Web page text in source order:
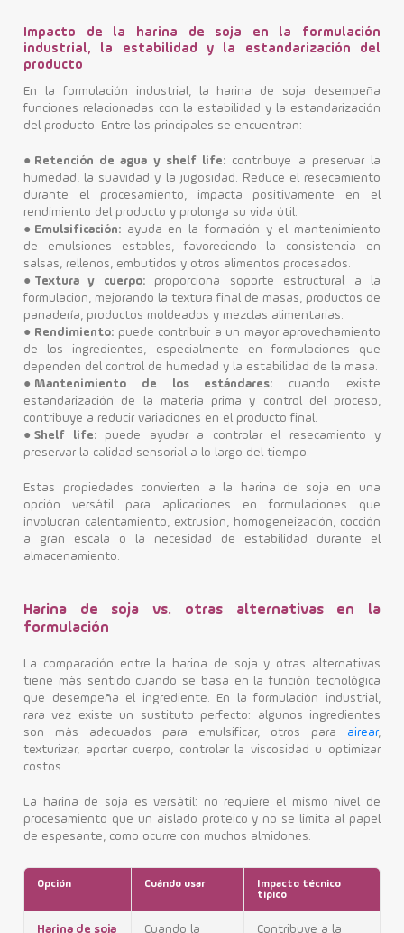
Impacto de la harina de soja en la formulación
industrial, la estabilidad y la estandarización del
producto
En la formulación industrial, la harina de soja desempeña
funciones relacionadas con la estabilidad y la estandarización
del producto. Entre las principales se encuentran:
● Retención de agua y shelf life: contribuye a preservar la
humedad, la suavidad y la jugosidad. Reduce el resecamiento
durante el procesamiento, impacta positivamente en el
rendimiento del producto y prolonga su vida útil.
● Emulsificación: ayuda en la formación y el mantenimiento
de emulsiones estables, favoreciendo la consistencia en
salsas, rellenos, embutidos y otros alimentos procesados.
● Textura y cuerpo:proporciona soporte estructural a la
formulación, mejorando la textura final de masas, productos de
panadería, productos moldeados y mezclas alimentarias.
● Rendimiento: puede contribuir a un mayor aprovechamiento
de los ingredientes, especialmente en formulaciones que
dependen del control de humedad y la estabilidad de la masa.
● Mantenimiento de los estándares: cuando existe
estandarización de la materia prima y control del proceso,
contribuye a reducir variaciones en el producto final.
● Shelf life:puede ayudar a controlar el resecamiento y
preservar la calidad sensorial a lo largo del tiempo.
Estas propiedades convierten a la harina de soja en una
opción versátil para aplicaciones en formulaciones que
involucran calentamiento, extrusión, homogeneización, cocción
a gran escala o la necesidad de estabilidad durante el
almacenamiento.
Harina de soja vs. otras alternativas en la
formulación
La comparación entre la harina de soja y otras alternativas
tiene más sentido cuando se basa en la función tecnológica
que desempeña el ingrediente. En la formulación industrial,
rara vez existe un sustituto perfecto: algunos ingredientes
son más adecuados para emulsificar, otros para airear,
texturizar, aportar cuerpo, controlar la viscosidad u optimizar
costos.
La harina de soja es versátil: no requiere el mismo nivel de
procesamiento que un aislado proteico y no se limita al papel
de espesante, como ocurre con muchos almidones.
Opción Cuándo usar
Impacto técnico
típico
Harina de soja Cuando la Contribuye a la